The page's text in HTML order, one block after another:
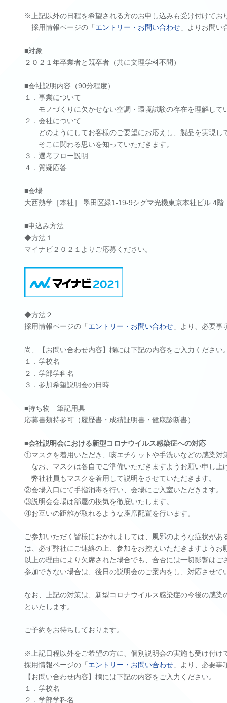
※上記以外の日程を希望される方のお申し込みも受け付けてお
採用情報ページの「エントリー・お問い合わせ 」よりお問い
■対象
２０２１年卒業者と既卒者（共に文理学科不問）
■会社説明内容（90分程度）
１．事業について
モノづくりに欠かせない空調・環境試験の存在を理解して
２．会社について
どのようにしてお客様のご要望にお応えし、製品を実現し
そこに関わる思いを知っていただきます。
３．選考フロー説明
４．質疑応答
■会場
大西熱学［本社］ 墨田区緑1-19-9シグマ光機東京本社ビル 4
■申込み方法
◆方法１
マイナビ２０２１よりご応募ください。
◆方法２
採用情報ページの「エントリー・お問い合わせ 」より、必要
尚、【お問い合わせ内容】欄には下記の内容をご入力ください
１．学校名
２．学部学科名
３．参加希望説明会の日時
■持ち物 筆記用具
応募書類持参可（履歴書・成績証明書・健康診断書）
■会社説明会における新型コロナウイルス感染症への対応
①マスクを着用いただき、咳エチケットや手洗いなどの感染対
なお、マスクは各自でご準備いただきますようお願い申し上
弊社社員もマスクを着用して説明をさせていただきます。
②会場入口にて手指消毒を行い、会場にご入室いただきます。
③説明会会場は部屋の換気を徹底いたします。
④お互いの距離が取れるような座席配置を行います。
ご参加いただく皆様におかれましては、風邪のような症状が
は、必ず弊社にご連絡の上、参加をお控えいただきますようお
以上の理由により欠席された場合でも、合否には一切影響はご
参加できない場合は、後日の説明会のご案内をし、対応させて
なお、上記の対策は、新型コロナウイルス感染症の今後の感
といたします。
ご予約をお待ちしております。
※上記日程以外をご希望の方に、個別説明会の実施も受け付け
採用情報ページの「エントリー・お問い合わせ 」より、必要
【お問い合わせ内容】欄には下記の内容をご入力ください。
１．学校名
２．学部学科名